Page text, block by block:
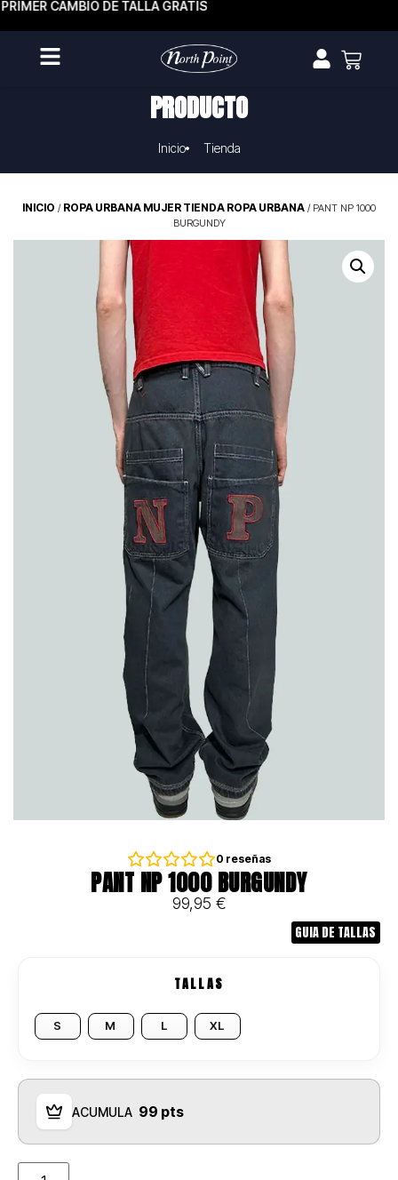
PRIMER CAMBIO DE TALLA GRATIS
PRODUCTO
Inicio Tienda
INICIO / ROPA URBANA MUJER TIENDA ROPA URBANA / PANT NP 1000
BURGUNDY
0 reseñas
PANT NP 1000 BURGUNDY
99,95 €
GUIA DE TALLAS
TALLAS
S M L XL
ACUMULA 99 pts